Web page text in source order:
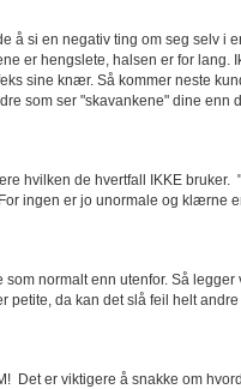
å si en negativ ting om seg selv i
er hengslete, halsen er for lang.
sine knær. Så kommer neste
som ser "skavankene" dine enn
hvilken de hvertfall IKKE
ingen er jo unormale og
normalt enn utenfor. Så
da kan det slå feil helt
Det er viktigere å snakke om